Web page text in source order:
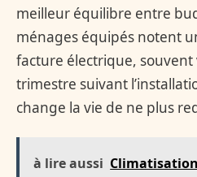
meilleur équilibre entre
ménages équipés notent
facture électrique,
trimestre suivant
change la vie de ne plus
à lire aussi